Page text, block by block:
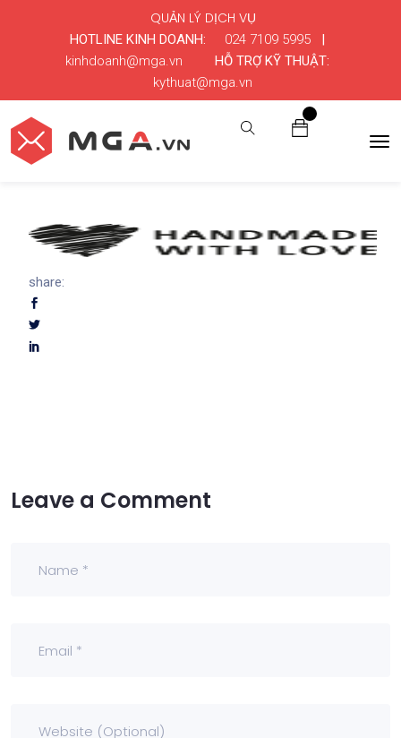
HOTLINE KINH DOANH: 024 7109 5995|
kinhdoanh@mga.vn
HỖ TRỢ KỸ THUẬT:
kythuat@mga.vn
QUẢN LÝ DỊCH VỤ
share:
Leave a Comment